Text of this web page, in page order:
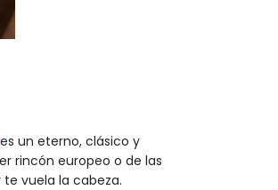
es un eterno, clásico y
rincón europeo o de las
vuela la cabeza.